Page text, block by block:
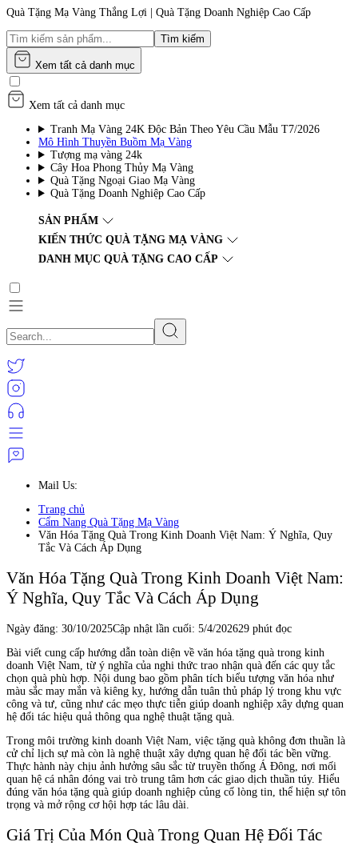
Quà Tặng Mạ Vàng Thắng Lợi | Quà Tặng Doanh Nghiệp Cao Cấp
Tìm kiếm
Xem tất cả danh mục
Xem tất cả danh mục
Tranh Mạ Vàng 24K Độc Bản Theo Yêu Cầu Mẫu T7/2026
Mô Hình Thuyền Buồm Mạ Vàng
Tượng mạ vàng 24k
Cây Hoa Phong Thủy Mạ Vàng
Quà Tặng Ngoại Giao Mạ Vàng
Quà Tặng Doanh Nghiệp Cao Cấp
SẢN PHẨM
KIẾN THỨC QUÀ TẶNG MẠ VÀNG
DANH MỤC QUÀ TẶNG CAO CẤP
Mail Us:
Trang chủ
Cẩm Nang Quà Tặng Mạ Vàng
Văn Hóa Tặng Quà Trong Kinh Doanh Việt Nam: Ý Nghĩa, Quy
Tắc Và Cách Áp Dụng
Văn Hóa Tặng Quà Trong Kinh Doanh Việt Nam:
Ý Nghĩa, Quy Tắc Và Cách Áp Dụng
Ngày đăng: 30/10/2025Cập nhật lần cuối: 5/4/202629 phút đọc
Bài viết cung cấp hướng dẫn toàn diện về văn hóa tặng quà trong kinh
doanh Việt Nam, từ ý nghĩa của nghi thức trao nhận quà đến các quy tắc
chọn quà phù hợp. Nội dung bao gồm phân tích biểu tượng văn hóa như
màu sắc may mắn và kiêng kỵ, hướng dẫn tuân thủ pháp lý trong khu vực
công và tư, cũng như các mẹo thực tiễn giúp doanh nghiệp xây dựng quan
hệ đối tác hiệu quả thông qua nghệ thuật tặng quà.
Trong môi trường kinh doanh Việt Nam, việc tặng quà không đơn thuần là
cử chỉ lịch sự mà còn là nghệ thuật xây dựng quan hệ đối tác bền vững.
Thực hành này chịu ảnh hưởng sâu sắc từ truyền thống Á Đông, nơi mối
quan hệ cá nhân đóng vai trò trung tâm hơn các giao dịch thuần túy. Hiểu
đúng văn hóa tặng quà giúp doanh nghiệp củng cố lòng tin, thể hiện sự tôn
trọng và mở rộng cơ hội hợp tác lâu dài.
Giá Trị Của Món Quà Trong Quan Hệ Đối Tác